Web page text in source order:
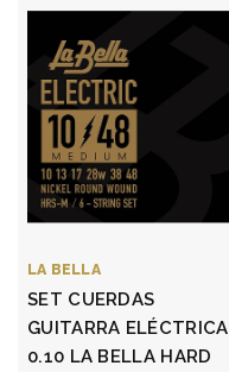
LA BELLA
SET CUERDAS
GUITARRA ELÉCTRICA
0.10 LA BELLA HARD